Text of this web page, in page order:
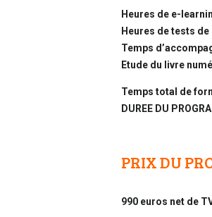
Heures de e-
Heures de tests
Temps
Etude du livre
Temps total de
DUREE DU
PRIX DU
990 euros net de